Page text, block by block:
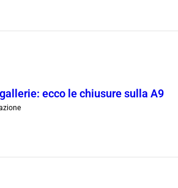
ecco le chiusure sulla A9